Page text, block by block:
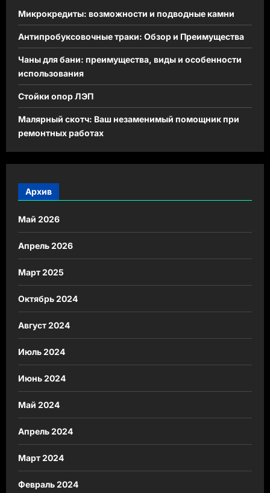
Микрокредиты: возможности и подводные камни
Антипробуксовочные траки: Обзор и Преимущества
Чаны для бани: преимущества, виды и особенности
использования
Стойки опор ЛЭП
Малярный скотч: Ваш незаменимый помощник при
ремонтных работах
Архив
Май 2026
Апрель 2026
Март 2025
Октябрь 2024
Август 2024
Июль 2024
Июнь 2024
Май 2024
Апрель 2024
Март 2024
Февраль 2024